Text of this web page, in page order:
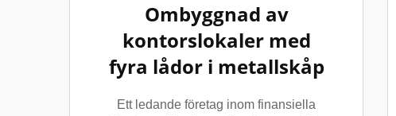
Ombyggnad av
kontorslokaler med
fyra lådor i metallskåp
Ett ledande företag inom finansiella